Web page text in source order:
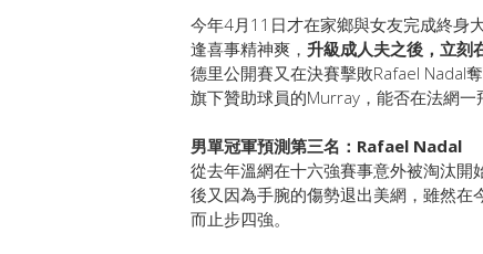
今年4月11日才在家鄉與女友完成終身
逢喜事精神爽， 升級成人夫之後，立刻
德里公開賽又在決賽擊敗Rafael Nadal
旗下贊助球員的Murray，能否在法網一
男單冠軍預測第三名：Rafael Nadal
從去年溫網在十六強賽事意外被淘汰開
後又因為手腕的傷勢退出美網，雖然
而止步四強。